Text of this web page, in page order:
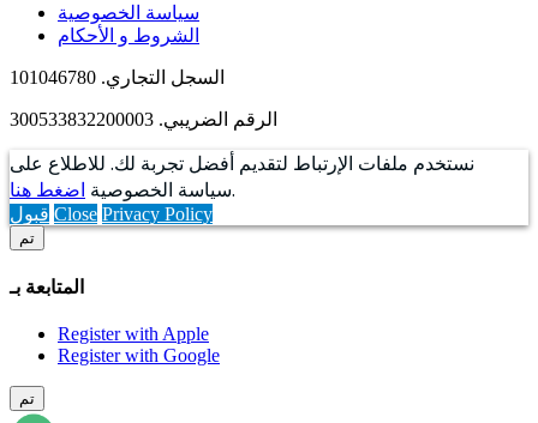
سياسة الخصوصية
الشروط و الأحكام
السجل التجاري. 101046780
الرقم الضريبي. 300533832200003
نستخدم ملفات الإرتباط لتقديم أفضل تجربة لك. للاطلاع على
سياسة الخصوصية اضغط هنا .
قبول Close Privacy Policy
تم
المتابعة بـ
Register with Apple
Register with Google
تم